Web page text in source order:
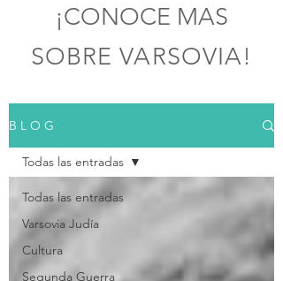
¡CONOCE MAS
SOBRE VARSOVIA!
B L O G
Todas las entradas
Varsovia Judía
Cultura
Segunda Guerra
Todas las entradas